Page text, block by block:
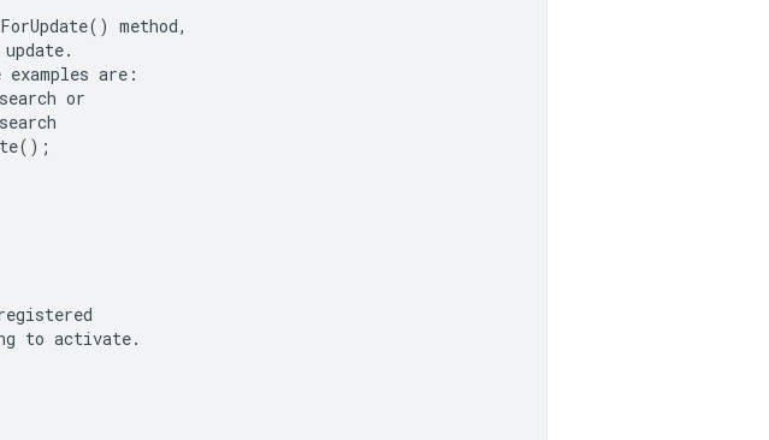
method,
examples are:
or
to activate.